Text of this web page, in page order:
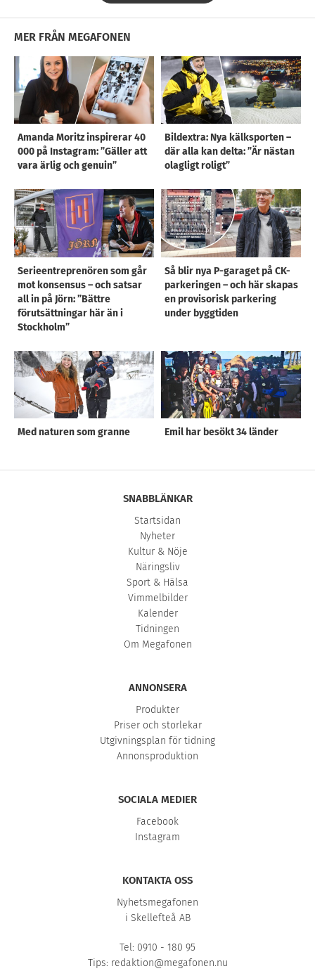
MER FRÅN MEGAFONEN
Amanda Moritz inspirerar 40
000 på Instagram: ”Gäller att
vara ärlig och genuin”
Bildextra: Nya kälksporten –
där alla kan delta: ”Är nästan
olagligt roligt”
Serieentreprenören som går
mot konsensus – och satsar
all in på Jörn: ”Bättre
förutsättningar här än i
Stockholm”
Så blir nya P-garaget på CK-
parkeringen – och här skapas
en provisorisk parkering
under byggtiden
Med naturen som granne Emil har besökt 34 länder
SNABBLÄNKAR
Startsidan
Nyheter
Kultur & Nöje
Näringsliv
Sport & Hälsa
Vimmelbilder
Kalender
Tidningen
Om Megafonen
ANNONSERA
Produkter
Priser och storlekar
Utgivningsplan för tidning
Annonsproduktion
SOCIALA MEDIER
Facebook
Instagram
KONTAKTA OSS
Nyhetsmegafonen
i Skellefteå AB
Tel: 0910 - 180 95
Tips: redaktion@megafonen.nu